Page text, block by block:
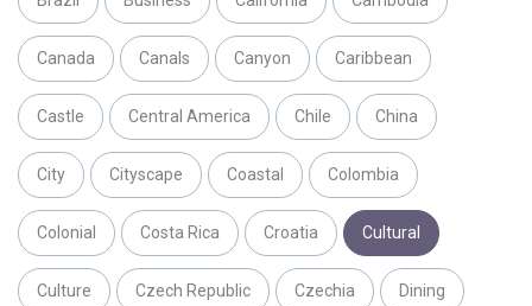
Canada Canals Canyon Caribbean
Castle Central America Chile China
City Cityscape Coastal Colombia
Colonial Costa Rica Croatia Cultural
Culture Czech Republic Czechia Dining